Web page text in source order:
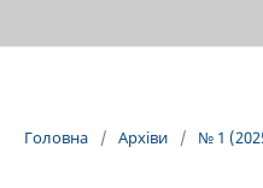
Головна / Архіви / № 1